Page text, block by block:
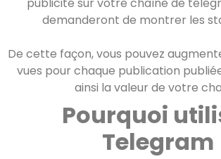
demanderont de montrer les
De cette façon, vous pouvez
vues pour chaque publication
ainsi la valeur de votre
Pourquoi
Telegram